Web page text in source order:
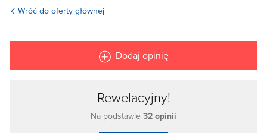
Wróć do oferty głównej
Dodaj opinię
Rewelacyjny!
Na podstawie 32 opinii